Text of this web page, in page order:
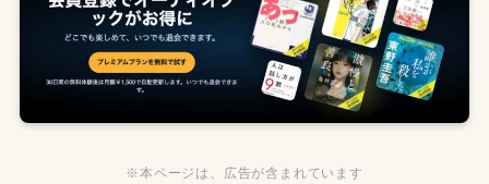
※本ページは、広告が含まれています